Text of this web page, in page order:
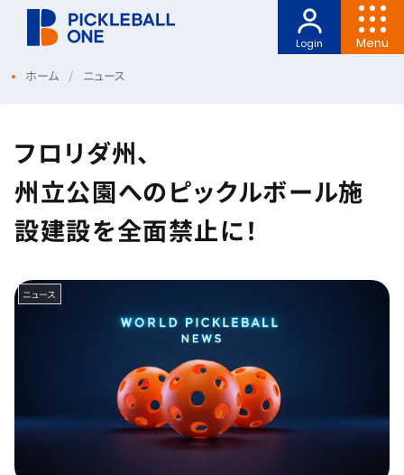
Menu
Login
ホーム ニュース
フロリダ州、
州立公園へのピックルボール施
設建設を全面禁止に！
ニュース